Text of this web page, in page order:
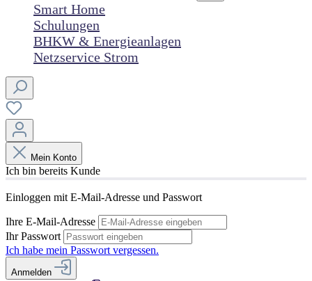
Smart Home
Schulungen
BHKW & Energieanlagen
Netzservice Strom
Mein Konto
Ich bin bereits Kunde
Einloggen mit E-Mail-Adresse und Passwort
Ihre E-Mail-Adresse
Ihr Passwort
Ich habe mein Passwort vergessen.
Anmelden